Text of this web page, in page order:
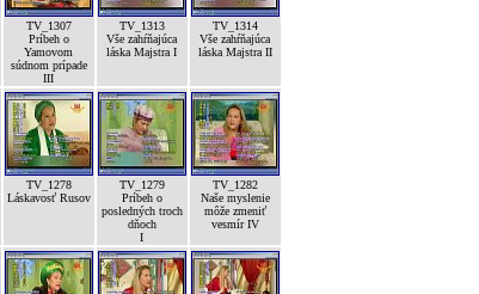
TV_1307
Príbeh o
Yamovom
súdnom prípade
III
TV_1313
Vše zahŕňajúca
láska Majstra I
TV_1314
Vše zahŕňajúca
láska Majstra II
TV_1278
Láskavosť Rusov
TV_1279
Príbeh o
posledných troch
dňoch
I
TV_1282
Naše myslenie
môže zmeniť
vesmír IV